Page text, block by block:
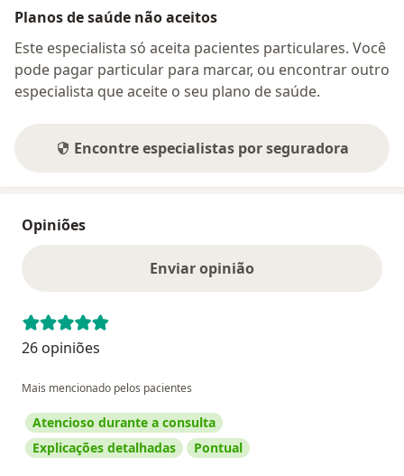
Planos de saúde não aceitos
Este especialista só aceita pacientes particulares. Você
pode pagar particular para marcar, ou encontrar outro
especialista que aceite o seu plano de saúde.
Encontre especialistas por seguradora
Opiniões
Enviar opinião
26 opiniões
Mais mencionado pelos pacientes
Atencioso durante a consulta
Explicações detalhadas
Pontual